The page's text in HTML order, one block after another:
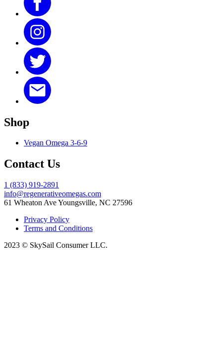
Shop
Vegan Omega 3-6-9
Contact Us
1 (833) 919-2891
info@regenerativeomegas.com
61 Wheaton AveYoungsville, NC 27596
Privacy Policy
Terms and Conditions
2023 © SkySail Consumer LLC.